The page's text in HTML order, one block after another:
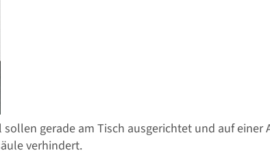
gerade am Tisch ausgerichtet und auf einer
verhindert.